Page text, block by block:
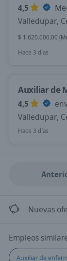
4,5
Valledupar,
$ 1.620.000,00
Hace 3 días
Auxiliar de
4,5
Valledupar,
Hace 3 días
Nuevas
Empleos
Auxiliar de